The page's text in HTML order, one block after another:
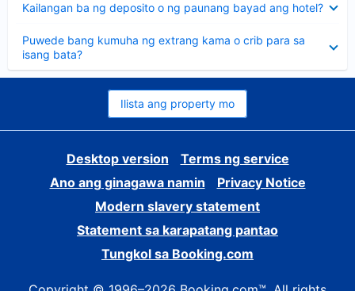
Kailangan ba ng deposito o ng paunang bayad ang hotel?
ang
Puwede bang kumuha ng extrang kama o crib para sa
isang bata?
ang
sagot
Ilista ang property mo
Desktop version
Terms ng service
Ano ang ginagawa namin
Privacy Notice
Modern slavery statement
Statement sa karapatang pantao
Tungkol sa Booking.com